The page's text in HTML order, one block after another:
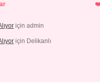
için admin
için Delikanlı